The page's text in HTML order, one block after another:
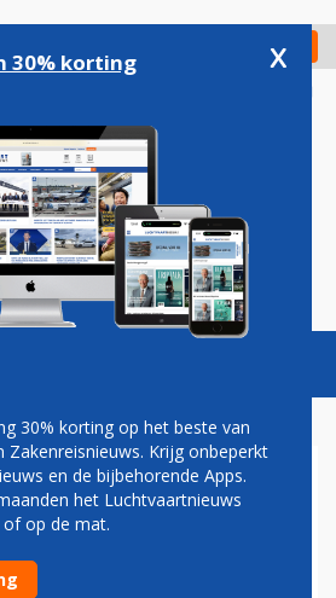
Check in
Podcasts Vacatures
CARKAXHIJA,
COO VAN AF-KLM.
HIJ EIGENLIJK
30% korting x
30% korting op het beste van
Zakenreisnieuws. Krijg onbeperkt
en de bijbehorende Apps.
het Luchtvaartnieuws
op de mat.